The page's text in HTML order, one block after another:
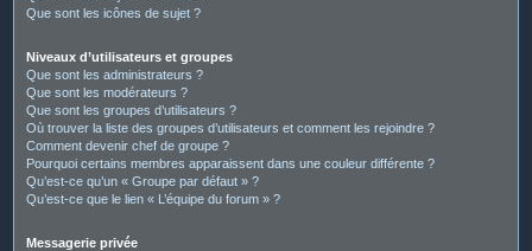
Que sont les icônes de sujet ?
Niveaux d’utilisateurs et groupes
Que sont les administrateurs ?
Que sont les modérateurs ?
Que sont les groupes d’utilisateurs ?
Où trouver la liste des groupes d’utilisateurs et comment les rejoindre ?
Comment devenir chef de groupe ?
Pourquoi certains membres apparaissent dans une couleur différente ?
Qu’est-ce qu’un « Groupe par défaut » ?
Qu’est-ce que le lien « L’équipe du forum » ?
Messagerie privée